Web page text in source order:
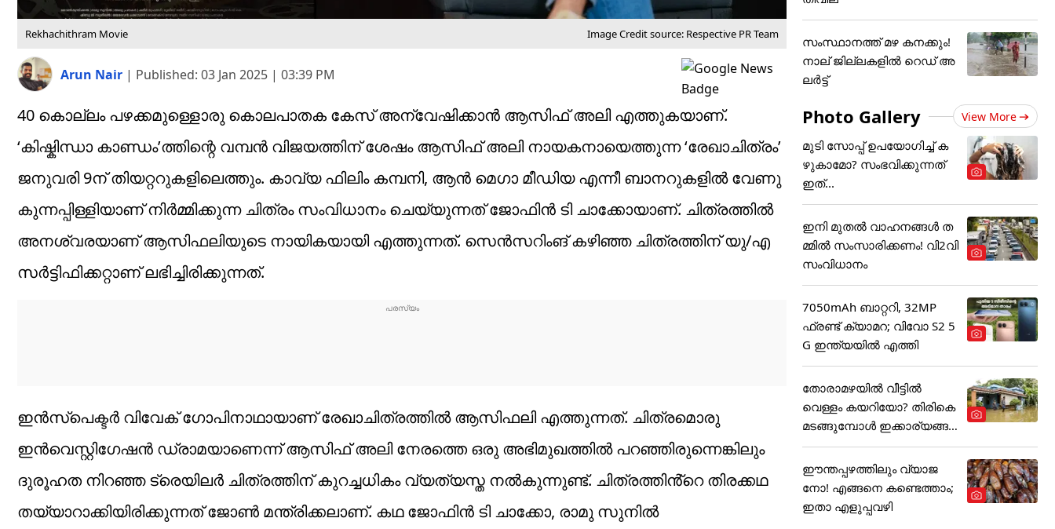
Rekhachithram Movie Image Credit source: Respective PR Team
Arun Nair | Published: 03 Jan 2025 | 03:39 PM
40 കൊല്ലം പഴക്കമുള്ളൊരു കൊലപാതക കേസ് അന്വേഷിക്കാൻ ആസിഫ് അലി എത്തുകയാണ്.
‘കിഷ്കിന്ധാ കാണ്ഡം’ത്തിന്റെ വമ്പൻ വിജയത്തിന് ശേഷം ആസിഫ് അലി നായകനായെത്തുന്ന ‘രേഖാചിത്രം’
ജനുവരി 9ന് തിയറ്ററുകളിലെത്തും. കാവ്യ ഫിലിം കമ്പനി, ആൻ മെഗാ മീഡിയ എന്നീ ബാനറുകളിൽ വേണു
കുന്നപ്പിള്ളിയാണ് നിർമ്മിക്കുന്ന ചിത്രം സംവിധാനം ചെയ്യുന്നത് ജോഫിൻ ടി ചാക്കോയാണ്. ചിത്രത്തിൽ
അനശ്വരയാണ് ആസിഫലിയുടെ നായികയായി എത്തുന്നത്. സെൻസറിം​ങ് കഴിഞ്ഞ ചിത്രത്തിന് യു/എ
സർട്ടിഫിക്കറ്റാണ് ലഭിച്ചിരിക്കുന്നത്.
ഇൻസ്പെക്ടർ വിവേക് ഗോപിനാഥായാണ് രേഖാചിത്രത്തിൽ ആസിഫലി എത്തുന്നത്. ചിത്രമൊരു
ഇൻവെസ്റ്റിഗേഷൻ ഡ്രാമയാണെന്ന് ആസിഫ് അലി നേരത്തെ ഒരു അഭിമുഖത്തിൽ പറഞ്ഞിരുന്നെങ്കിലും
ദുരൂഹത നിറഞ്ഞ ട്രെയിലർ ചിത്രത്തിന് കുറച്ചധികം വ്യത്യസ്ത നൽകുന്നുണ്ട്. ചിത്രത്തിൻ്റെ തിരക്കഥ
തയ്യാറാക്കിയിരിക്കുന്നത് ജോൺ മന്ത്രിക്കലാണ്. കഥ ജോഫിൻ ടി ചാക്കോ, രാമു സുനിൽ
സംസ്ഥാനത്ത് മഴ കനക്കും!
നാല് ജില്ലകളിൽ റെഡ് അ
ലർട്ട്
Photo Gallery View More
മുടി സോപ്പ് ഉപയോഗിച്ച് ക
ഴുകാമോ? സംഭവിക്കുന്നത്
ഇത്...
ഇനി മുതൽ വാഹനങ്ങൾ ത
മ്മിൽ സംസാരിക്കണം! വി2വി
സംവിധാനം
7050mAh ബാറ്ററി, 32MP
ഫ്രണ്ട് ക്യാമറ; വിവോ S2 5
G ഇന്ത്യയിൽ എത്തി
തോരാമഴയിൽ വീട്ടിൽ
വെള്ളം കയറിയോ? തിരികെ
മടങ്ങുമ്പോൾ ഇക്കാര്യങ്ങ
ൾ
ഈന്തപ്പഴത്തിലും വ്യാജ
നോ! എങ്ങനെ കണ്ടെത്താം;
ഇതാ എളുപ്പവഴി